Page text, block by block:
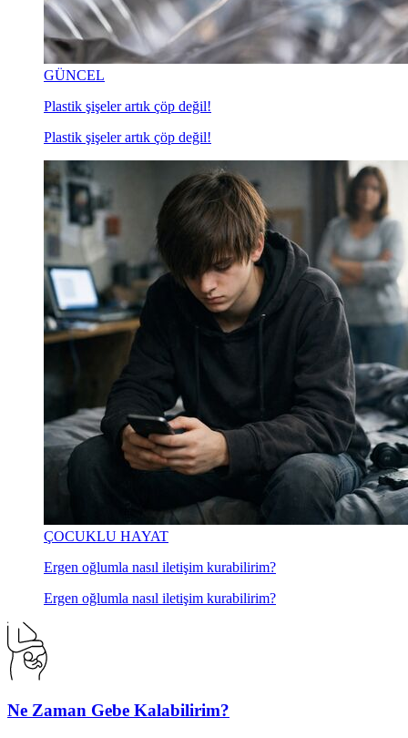
GÜNCEL
Plastik şişeler artık çöp değil!
Plastik şişeler artık çöp değil!
ÇOCUKLU HAYAT
Ergen oğlumla nasıl iletişim kurabilirim?
Ergen oğlumla nasıl iletişim kurabilirim?
Ne Zaman Gebe Kalabilirim?